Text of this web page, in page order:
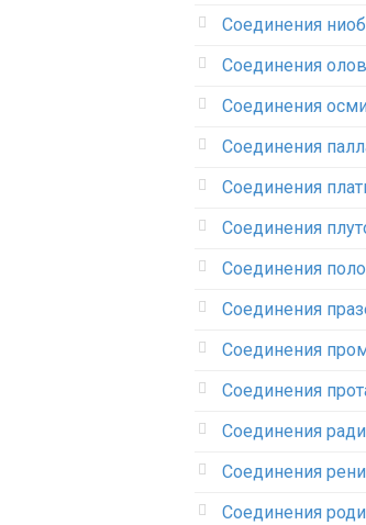
Соединения
Соединения
Соединения
Соединения
Соединения
Соединения
Соединения
Соединения
Соединения
Соединения
Соединения
Соединения
Соединения